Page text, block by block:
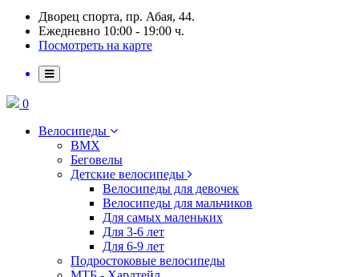
Дворец спорта, пр. Абая, 44.
Ежедневно 10:00 - 19:00 ч.
Посмотреть на карте
0
Велосипеды
BMX
Беговелы
Детские велосипеды
Велосипеды для девочек
Велосипеды для мальчиков
Для самых маленьких
Для 3-6 лет
Для 6-9 лет
Подростоковые велосипеды